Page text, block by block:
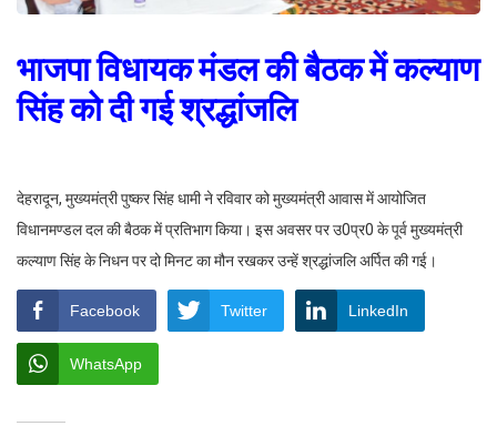
भाजपा विधायक मंडल की बैठक में कल्याण
सिंह को दी गई श्रद्धांजलि
देहरादून, मुख्यमंत्री पुष्कर सिंह धामी ने रविवार को मुख्यमंत्री आवास में आयोजित
विधानमण्डल दल की बैठक में प्रतिभाग किया। इस अवसर पर उ0प्र0 के पूर्व मुख्यमंत्री
कल्याण सिंह के निधन पर दो मिनट का मौन रखकर उन्हें श्रद्धांजलि अर्पित की गई।
Facebook Twitter LinkedIn
WhatsApp